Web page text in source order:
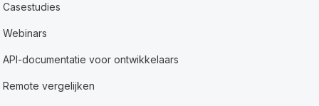
Casestudies
Webinars
API-documentatie voor ontwikkelaars
Remote vergelijken